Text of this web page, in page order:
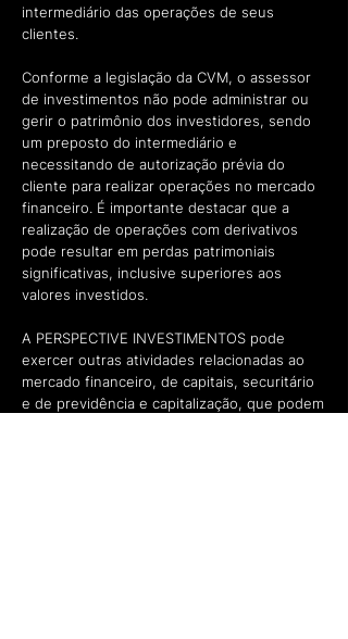
intermediário das operações de seus
clientes.
Conforme a legislação da CVM, o assessor
de investimentos não pode administrar ou
gerir o patrimônio dos investidores, sendo
um preposto do intermediário e
necessitando de autorização prévia do
cliente para realizar operações no mercado
financeiro. É importante destacar que a
realização de operações com derivativos
pode resultar em perdas patrimoniais
significativas, inclusive superiores aos
valores investidos.
A PERSPECTIVE INVESTIMENTOS pode
exercer outras atividades relacionadas ao
mercado financeiro, de capitais, securitário
e de previdência e capitalização, que podem